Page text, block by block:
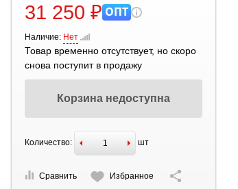
31 250 ₽ ОПТ
Наличие: Нет
Товар временно отсутствует, но скоро
снова поступит в продажу
Корзина недоступна
Количество: шт
Сравнить Избранное